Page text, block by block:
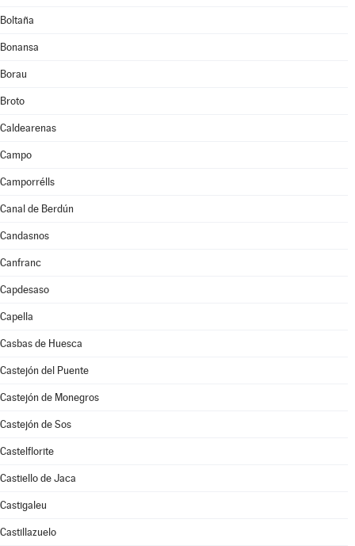
Boltaña
Bonansa
Borau
Broto
Caldearenas
Campo
Camporrélls
Canal de Berdún
Candasnos
Canfranc
Capdesaso
Capella
Casbas de Huesca
Castejón del Puente
Castejón de Monegros
Castejón de Sos
Castelflorite
Castiello de Jaca
Castigaleu
Castillazuelo